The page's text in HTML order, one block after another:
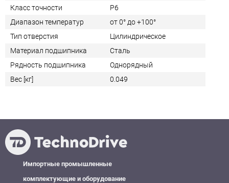
Класс точности
P6
Диапазон температур
от 0° до +100°
Тип отверстия
Цилиндрическое
Материал подшипника
Сталь
Рядность подшипника
Однорядный
Вес [кг]
0.049
Импортные промышленные
комплектующие и оборудование